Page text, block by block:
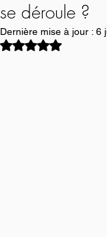
se déroule ?
Dernière mise à jour : 6
Noté NaN étoiles